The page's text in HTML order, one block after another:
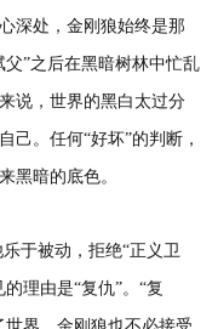
深处，金刚狼始终是那
”之后在黑暗树林中忙乱
说，世界的黑白太过分
己。任何“好坏”的判断，
黑暗的底色。
于被动，拒绝“正义卫
理由是“复仇”。“复